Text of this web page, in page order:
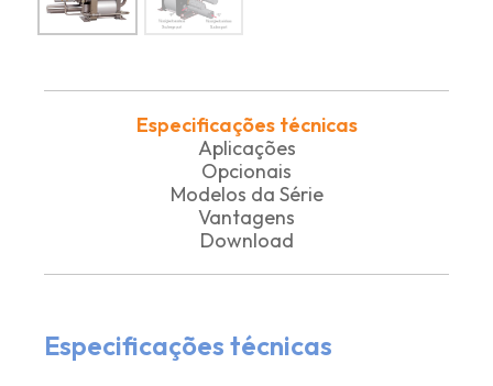
Especificações técnicas
Aplicações
Opcionais
Modelos da Série
Vantagens
Download
Especificações técnicas